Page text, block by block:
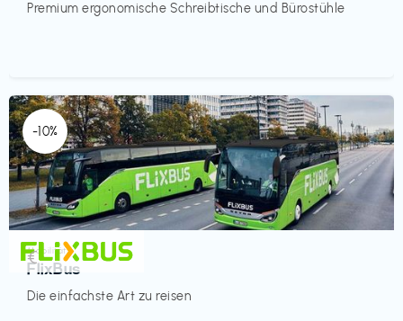
Premium ergonomische Schreibtische und Bürostühle
-10%
Mobilität
FlixBus
Die einfachste Art zu reisen
€‎